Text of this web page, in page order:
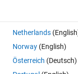
i.e. tokenization,
in MATLAB 2012a....
Netherlands
Norway(English)
Österreich (Deutsch)